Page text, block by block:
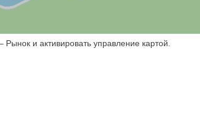
и активировать управление картой.